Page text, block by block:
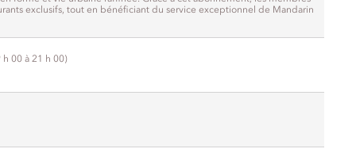
exclusifs, tout en bénéficiant du service exceptionnel de Mandarin
00 à 21 h 00)